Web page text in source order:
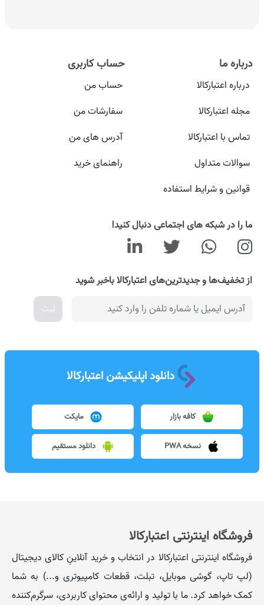
درباره ما
درباره اعتبارکالا
مجله اعتبارکالا
تماس با اعتبارکالا
سوالات متداول
قوانین و شرایط استفاده
حساب کاربری
حساب من
سفارشات من
آدرس های من
راهنمای خرید
ما را در شبکه های اجتماعی دنبال کنید!
از تخفیف‌ها و جدیدترین‌های اعتبارکالا باخبر شوید
ثبت
دانلود اپلیکیشن اعتبارکالا
کافه بازار مایکت
نسخه PWA دانلود مستقیم
فروشگاه اینترنتی اعتبارکالا
فروشگاه اینترنتی اعتبارکالا در انتخاب و خرید آنلاینِ کالای دیجیتال
(لپ تاپ، گوشی موبایل، تبلت، قطعات کامپیوتری و...) به شما
کمک خواهد کرد. ما با تولید و ارائه‌ی محتوای کاربردی، سرگرم‌کننده